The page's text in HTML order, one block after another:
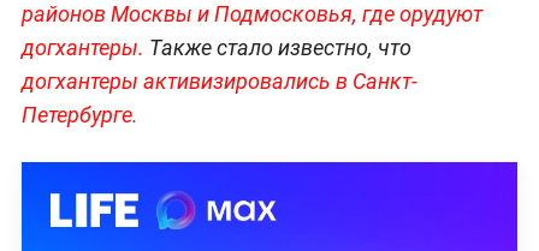
районов Москвы и Подмосковья, где орудуют
догхантеры. Также стало известно, что
догхантеры активизировались в Санкт-
Петербурге.